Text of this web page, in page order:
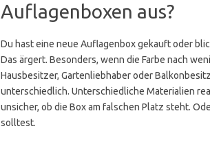
Auflagenboxen aus?
Du hast eine neue Auflagenbox gekauft oder
Das ärgert. Besonders, wenn die Farbe nach
Hausbesitzer, Gartenliebhaber oder
unterschiedlich. Unterschiedliche Materialien
unsicher, ob die Box am falschen Platz steht.
solltest.